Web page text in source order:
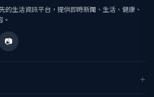
的生活資訊平台，提供即時新聞、生活、健康、
。
📷